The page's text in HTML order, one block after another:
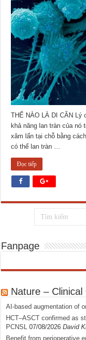
THẾ NÀO LÀ DI CĂN Lý
khả năng lan tràn của
xâm lấn tại chỗ bằng
có thể lan tràn …
Đọc tiếp
Fanpage
Nature – Clinical
AI-based augmentation of
HCT–ASCT confirmed as
PCNSL 07/08/2026 David
Benefit from perioperative